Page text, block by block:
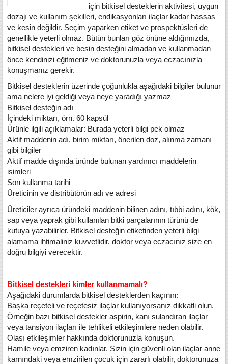
için bitkisel desteklerin aktivitesi, uygun
dozajı ve kullanım şekilleri, endikasyonları ilaçlar kadar hassas
ve kesin değildir. Seçim yaparken etiket ve prospektüsleri de
genellikle yeterli olmaz. Bütün bunları göz önüne aldığımızda,
bitkisel destekleri ve besin desteğini almadan ve kullanmadan
önce kendinizi eğitmeniz ve doktorunuzla veya eczacınızla
konuşmanız gerekir.
Bitkisel desteklerin üzerinde çoğunlukla aşağıdaki bilgiler bulunur
ama nelere iyi geldiği veya neye yaradığı yazmaz
Bitkisel desteğin adı
İçindeki miktarı, örn. 60 kapsül
Ürünle ilgili açıklamalar: Burada yeterli bilgi pek olmaz
Aktif maddenin adı, birim miktarı, önerilen doz, alınma zamanı
gibi bilgiler
Aktif madde dışında üründe bulunan yardımcı maddelerin
isimleri
Son kullanma tarihi
Üreticinin ve distribütörün adı ve adresi
Üreticiler ayrıca üründeki maddenin bilinen adını, tıbbi adını, kök,
sap veya yaprak gibi kullanılan bitki parçalarının türünü de
kutuya yazabilirler. Bitkisel desteğin etiketinden yeterli bilgi
alamama ihtimaliniz kuvvetlidir, doktor veya eczacınız size en
doğru bilgiyi verecektir.
Bitkisel destekleri kimler kullanmamalı?
Aşağıdaki durumlarda bitkisel desteklerden kaçının:
Başka reçeteli ve reçetesiz ilaçlar kullanıyorsanız dikkatli olun.
Örneğin bazı bitkisel destekler aspirin, kanı sulandıran ilaçlar
veya tansiyon ilaçları ile tehlikeli etkileşimlere neden olabilir.
Olası etkileşimler hakkında doktorunuzla konuşun.
Hamile veya emziren kadınlar. Sizin için güvenli olan ilaçlar anne
karnındaki veya emzirilen çocuk için zararlı olabilir, doktorunuza